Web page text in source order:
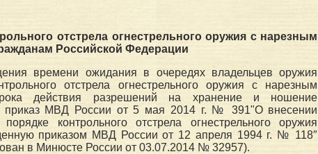
отстрела огнестрельного оружия с нарезным
Российской Федерации
времени ожидания в очередях владельцев оружия
отстрела огнестрельного оружия с нарезным
действия разрешений на хранение и ношение
приказ МВД России от 5 мая 2014 г. № 391"О внесении
контрольного отстрела огнестрельного оружия
приказом МВД России от 12 апреля 1994 г. № 118″
в Минюсте России от 03.07.2014 № 32957).